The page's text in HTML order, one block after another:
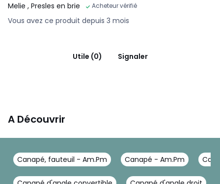
Melie , Presles en brie Acheteur vérifié
Vous avez ce produit depuis 3 mois
Utile (0) Signaler
A Découvrir
Canapé, fauteuil - Am.Pm Canapé - Am.Pm